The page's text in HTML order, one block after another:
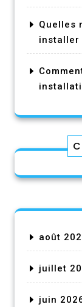
Quelles
installer
août
juillet
juin